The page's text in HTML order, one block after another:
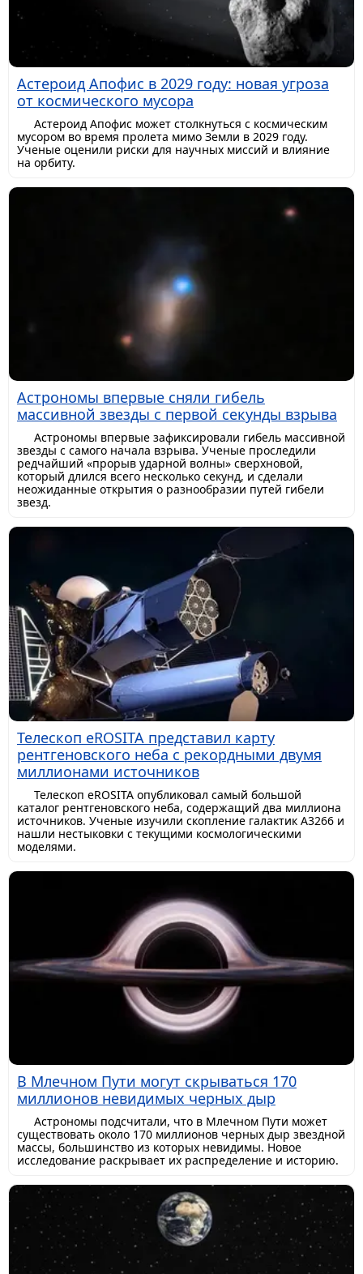
Астероид Апофис в 2029 году: новая угроза
от космического мусора
Астероид Апофис может столкнуться с космическим
мусором во время пролета мимо Земли в 2029 году.
Ученые оценили риски для научных миссий и влияние
на орбиту.
Астрономы впервые сняли гибель
массивной звезды с первой секунды взрыва
Астрономы впервые зафиксировали гибель массивной
звезды с самого начала взрыва. Ученые проследили
редчайший «прорыв ударной волны» сверхновой,
который длился всего несколько секунд, и сделали
неожиданные открытия о разнообразии путей гибели
звезд.
Телескоп eROSITA представил карту
рентгеновского неба с рекордными двумя
миллионами источников
Телескоп eROSITA опубликовал самый большой
каталог рентгеновского неба, содержащий два миллиона
источников. Ученые изучили скопление галактик A3266 и
нашли нестыковки с текущими космологическими
моделями.
В Млечном Пути могут скрываться 170
миллионов невидимых черных дыр
Астрономы подсчитали, что в Млечном Пути может
существовать около 170 миллионов черных дыр звездной
массы, большинство из которых невидимы. Новое
исследование раскрывает их распределение и историю.